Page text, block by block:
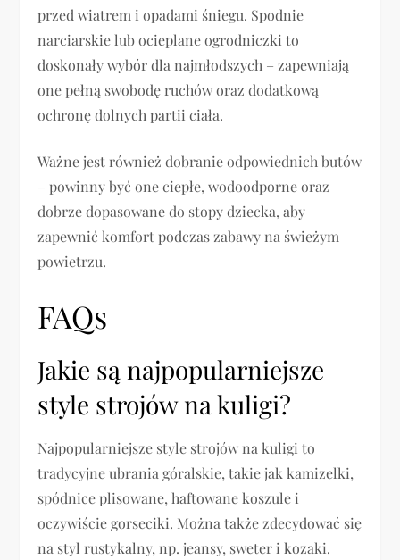
przed wiatrem i opadami śniegu. Spodnie
narciarskie lub ocieplane ogrodniczki to
doskonały wybór dla najmłodszych – zapewniają
one pełną swobodę ruchów oraz dodatkową
ochronę dolnych partii ciała.
Ważne jest również dobranie odpowiednich butów
– powinny być one ciepłe, wodoodporne oraz
dobrze dopasowane do stopy dziecka, aby
zapewnić komfort podczas zabawy na świeżym
powietrzu.
FAQs
Jakie są najpopularniejsze
style strojów na kuligi?
Najpopularniejsze style strojów na kuligi to
tradycyjne ubrania góralskie, takie jak kamizelki,
spódnice plisowane, haftowane koszule i
oczywiście gorseciki. Można także zdecydować się
na styl rustykalny, np. jeansy, sweter i kozaki.